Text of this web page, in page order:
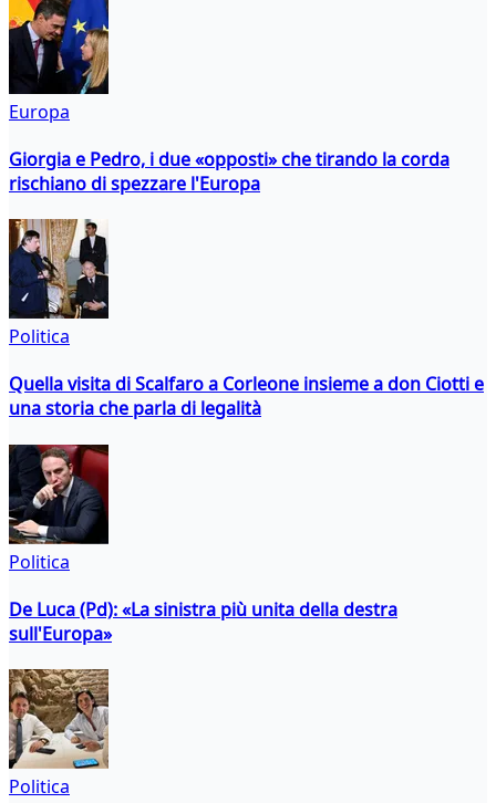
Europa
Giorgia e Pedro, i due «opposti» che tirando la corda
rischiano di spezzare l'Europa
Politica
Quella visita di Scalfaro a Corleone insieme a don Ciotti e
una storia che parla di legalità
Politica
De Luca (Pd): «La sinistra più unita della destra
sull'Europa»
Politica